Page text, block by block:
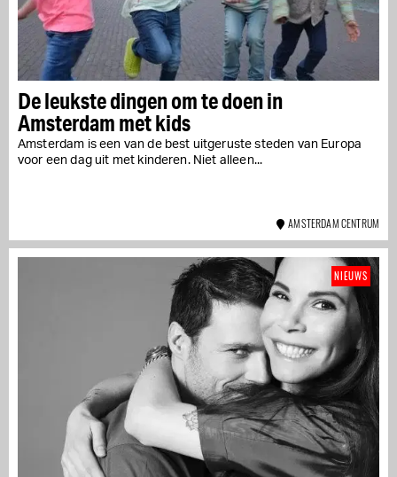
De leukste dingen om te doen in
Amsterdam met kids
Amsterdam is een van de best uitgeruste steden van Europa
voor een dag uit met kinderen. Niet alleen...
AMSTERDAM CENTRUM
NIEUWS